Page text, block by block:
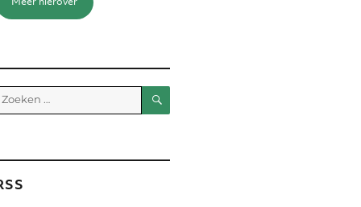
Meer hierover
Zoeken